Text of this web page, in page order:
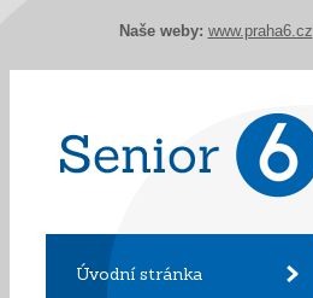
Úvodní stránka
Naše weby: www.praha6.cz